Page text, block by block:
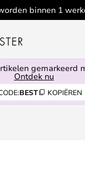
binnen 1
gemarkeerd
Ontdek nu
BEST KOPIËREN